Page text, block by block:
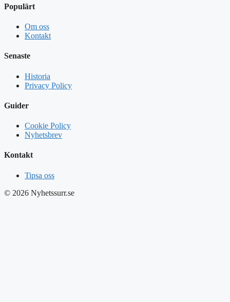
Populärt
Om oss
Kontakt
Senaste
Historia
Privacy Policy
Guider
Cookie Policy
Nyhetsbrev
Kontakt
Tipsa oss
© 2026 Nyhetssurr.se